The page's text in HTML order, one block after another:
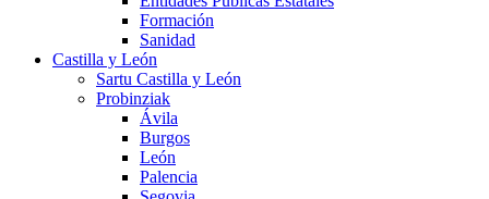
Formación
Sanidad
Castilla y León
Sartu Castilla y León
Probinziak
Ávila
Burgos
León
Palencia